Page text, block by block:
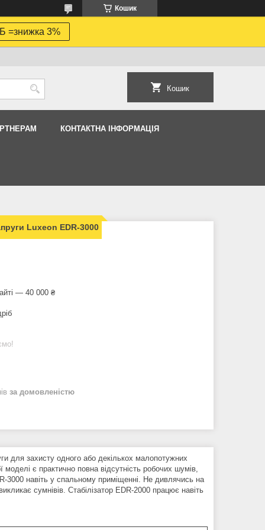
Кошик
=знижка 3%
Кошик
КОНТАКТНА ІНФОРМАЦІЯ
Luxeon EDR-3000
— 40 000 ₴
за домовленістю
для захисту одного або декількох малопотужних
є практично повна відсутність робочих шумів,
3000 навіть у спальному приміщенні. Не дивлячись на
сумнівів. Стабілізатор EDR-2000 працює навіть